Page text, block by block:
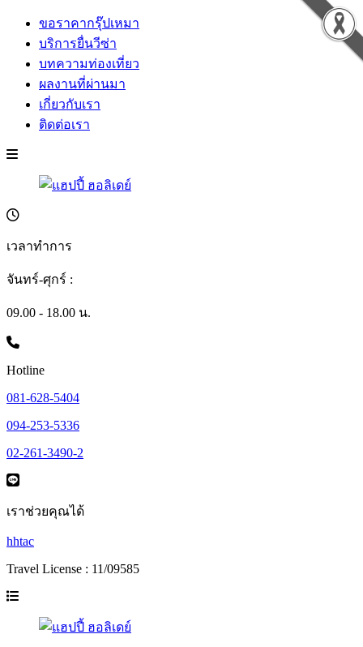
ขอราคากรุ๊ปเหมา
บริการยื่นวีซ่า
บทความท่องเที่ยว
ผลงานที่ผ่านมา
เกี่ยวกับเรา
ติดต่อเรา
เวลาทำการ
จันทร์-ศุกร์ :
09.00 - 18.00 น.
Hotline
081-628-5404
094-253-5336
02-261-3490-2
เราช่วยคุณได้
hhtac
Travel License : 11/09585